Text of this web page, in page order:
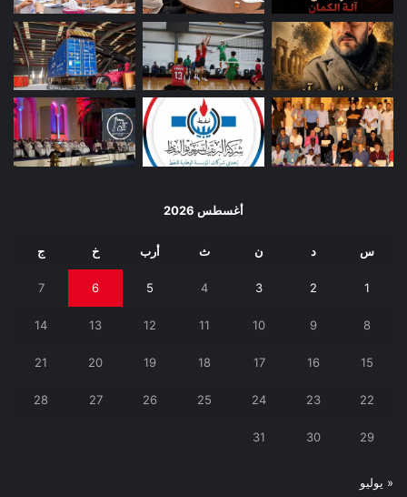
أغسطس 2026
س د ن ث أرب خ ج
1
2
3
4
5
6
7
8
9
10
11
12
13
14
15
16
17
18
19
20
21
22
23
24
25
26
27
28
29
30
31
« يوليو